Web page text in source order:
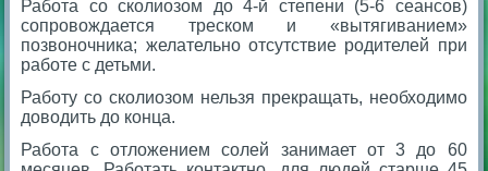
Работа со сколиозом до 4-й степени (5-6 сеансов)
сопровождается треском и «вытягиванием»
позвоночника; желательно отсутствие родителей при
работе с детьми.
Работу со сколиозом нельзя прекращать, необходимо
доводить до конца.
Работа с отложением солей занимает от 3 до 60